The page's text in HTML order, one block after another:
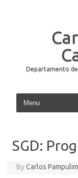
Departamento
SGD:
ByCarlos